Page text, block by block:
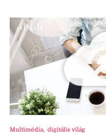
Multimédia, digitális világ